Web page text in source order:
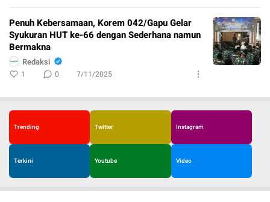
Penuh Kebersamaan, Korem 042/Gapu Gelar
Syukuran HUT ke-66 dengan Sederhana namun
Bermakna
Redaksi
1 0 7/11/2025
Trending Twitter Instagram
Terkini Youtube Video